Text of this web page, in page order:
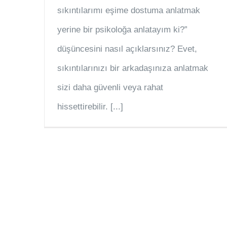
sıkıntılarımı eşime dostuma anlatmak
yerine bir psikoloğa anlatayım ki?”
düşüncesini nasıl açıklarsınız? Evet,
sıkıntılarınızı bir arkadaşınıza anlatmak
sizi daha güvenli veya rahat
hissettirebilir. [...]